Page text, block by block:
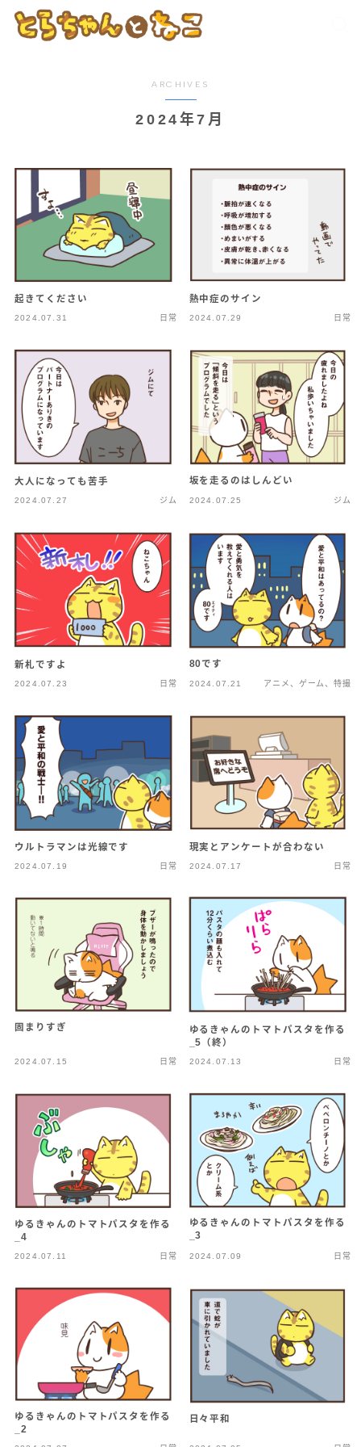
ARCHIVES
2024年7月
起きてください
2024.07.31 日常
熱中症のサイン
2024.07.29 日常
大人になっても苦手
2024.07.27 ジム
坂を走るのはしんどい
2024.07.25 ジム
新札ですよ
2024.07.23 日常
80です
2024.07.21 アニメ、ゲーム、特撮
ウルトラマンは光線です
2024.07.19 日常
現実とアンケートが合わない
2024.07.17 日常
固まりすぎ
2024.07.15 日常
ゆるきゃんのトマトパスタを作る
_5（終）
2024.07.13 日常
ゆるきゃんのトマトパスタを作る
_4
2024.07.11 日常
ゆるきゃんのトマトパスタを作る
_3
2024.07.09 日常
ゆるきゃんのトマトパスタを作る
_2
日々平和